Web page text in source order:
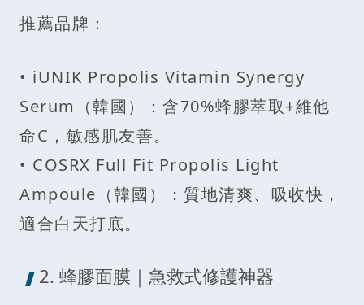
推薦品牌：
• iUNIK Propolis Vitamin Synergy
Serum（韓國）：含70%蜂膠萃取+維他
命C，敏感肌友善。
• COSRX Full Fit Propolis Light
Ampoule（韓國）：質地清爽、吸收快，
適合白天打底。
2. 蜂膠面膜｜急救式修護神器